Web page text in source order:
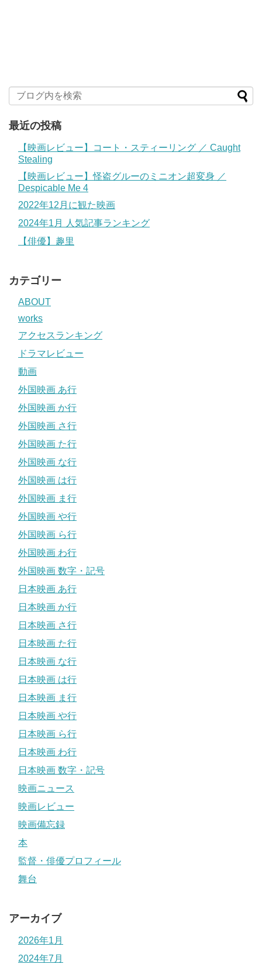
最近の投稿
【映画レビュー】コート・スティーリング ／ Caught
Stealing
【映画レビュー】怪盗グルーのミニオン超変身 ／
Despicable Me 4
2022年12月に観た映画
2024年1月 人気記事ランキング
【俳優】趣里
カテゴリー
ABOUT
works
アクセスランキング
ドラマレビュー
動画
外国映画 あ行
外国映画 か行
外国映画 さ行
外国映画 た行
外国映画 な行
外国映画 は行
外国映画 ま行
外国映画 や行
外国映画 ら行
外国映画 わ行
外国映画 数字・記号
日本映画 あ行
日本映画 か行
日本映画 さ行
日本映画 た行
日本映画 な行
日本映画 は行
日本映画 ま行
日本映画 や行
日本映画 ら行
日本映画 わ行
日本映画 数字・記号
映画ニュース
映画レビュー
映画備忘録
本
監督・俳優プロフィール
舞台
アーカイブ
2026年1月
2024年7月